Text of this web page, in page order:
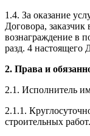
1.4. За оказание
Договора,
вознаграждение в
разд. 4 настоящего
2. Права и
2.1. Исполнитель
2.1.1.
строительных работ.